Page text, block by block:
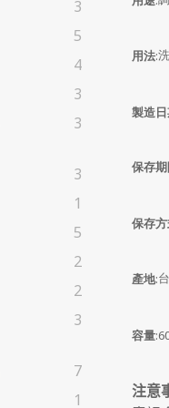
3
5
4
3
3
3
1
5
2
2
3
7
1
用法:
製造
保存
保存
產地:
容量
注意